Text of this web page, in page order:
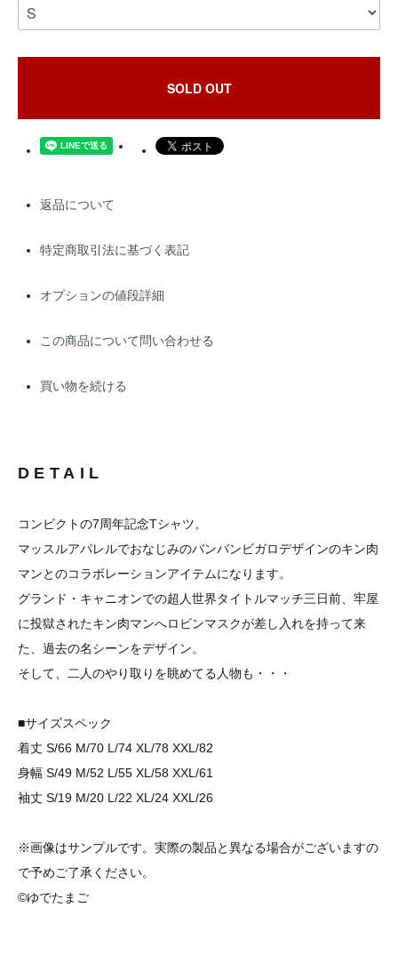
SOLD OUT
返品について
特定商取引法に基づく表記
オプションの値段詳細
この商品について問い合わせる
買い物を続ける
DETAIL
コンビクトの7周年記念Tシャツ。
マッスルアパレルでおなじみのバンバンビガロデザインのキン肉
マンとのコラボレーションアイテムになります。
グランド・キャニオンでの超人世界タイトルマッチ三日前、牢屋
に投獄されたキン肉マンへロビンマスクが差し入れを持って来
た、過去の名シーンをデザイン。
そして、二人のやり取りを眺めてる人物も・・・
■サイズスペック
着丈 S/66 M/70 L/74 XL/78 XXL/82
身幅 S/49 M/52 L/55 XL/58 XXL/61
袖丈 S/19 M/20 L/22 XL/24 XXL/26
※画像はサンプルです。実際の製品と異なる場合がございますの
で予めご了承ください。
©ゆでたまご